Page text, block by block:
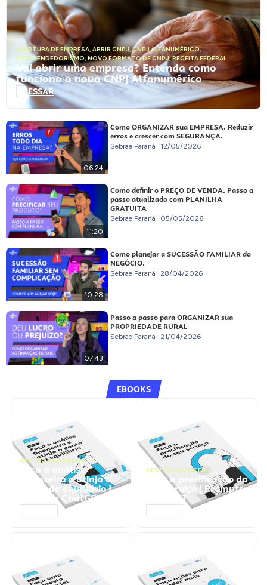
ABERTURA DE EMPRESA, ABRIR CNPJ,CNPJ ALFANUMÉRICO,
EMPREENDEDORISMO, NOVO FORMATO DE CNPJ,RECEITA FEDERAL
Vai abrir uma empresa? Entenda como
funciona o novo CNPJ Alfanumérico
ACESSAR
06:24
Como ORGANIZAR sua EMPRESA. Reduzir
erros e crescer com SEGURANÇA.
Sebrae Paraná 12/05/2026
11:20
Como definir o PREÇO DE VENDA. Passo a
passo atualizado com PLANILHA
GRATUITA
Sebrae Paraná 05/05/2026
10:28
Como planejar a SUCESSÃO FAMILIAR do
NEGÓCIO.
Sebrae Paraná 28/04/2026
07:43
Passo a passo para ORGANIZAR sua
PROPRIEDADE RURAL
Sebrae Paraná 21/04/2026
EBOOKS
GESTÃO FINANCEIRA
Faça a análise
financeira e atinja o
ponto de equilíbrio |
Prompts ChatGPT
GESTÃO FINANCEIRA
Faça a precificação do
seu serviço | Prompts
ChatGPT